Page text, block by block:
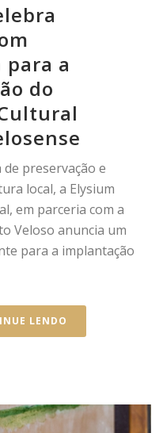
a
do
de preservação e
local, a Elysium
em parceria com a
Veloso anuncia um
para a implantação
LENDO